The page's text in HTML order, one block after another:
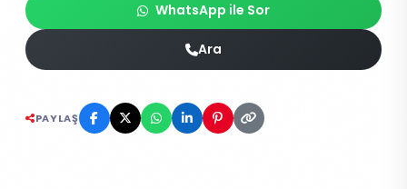
WhatsApp ile Sor
Ara
PAYLAŞ